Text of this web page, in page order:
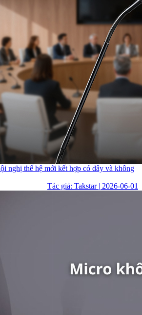
nghị thế hệ mới kết hợp có dây và không
Tác giả: Takstar | 2026-06-01